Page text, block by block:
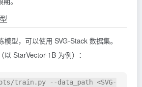
模型，可以使用 SVG-Stack 数据集。
以 StarVector-1B 为例）：
train.py --data_path <SVG-